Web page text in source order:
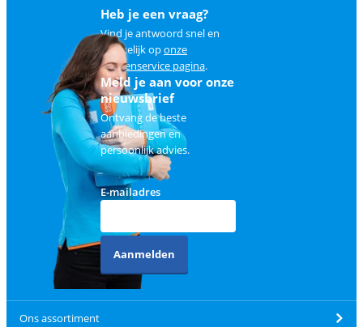
Heb je een vraag?
Vind je antwoord snel en
makkelijk oponze
klantenservice pagina.
Meld je aan voor onze
nieuwsbrief
Ontvang de beste
aanbiedingen en
persoonlijk advies.
E-mailadres
Aanmelden
Ons assortiment